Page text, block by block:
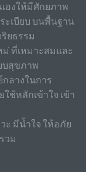
องให้มีศักยภาพ
เบียบ บนพื้นฐาน
ยธรรม
ที่เหมาะสมและ
บสุขภาพ
ลางในการ
ช้หลักเข้าใจ เข้า
มีน้ำใจ ให้อภัย
วม